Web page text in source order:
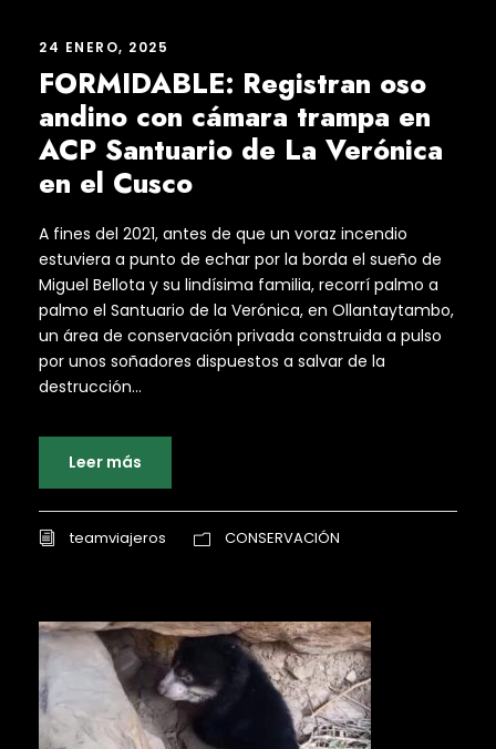
24 ENERO, 2025
FORMIDABLE: Registran oso
andino con cámara trampa en
ACP Santuario de La Verónica
en el Cusco
A fines del 2021, antes de que un voraz incendio
estuviera a punto de echar por la borda el sueño de
Miguel Bellota y su lindísima familia, recorrí palmo a
palmo el Santuario de la Verónica, en Ollantaytambo,
un área de conservación privada construida a pulso
por unos soñadores dispuestos a salvar de la
destrucción...
Leer más
teamviajeros CONSERVACIÓN